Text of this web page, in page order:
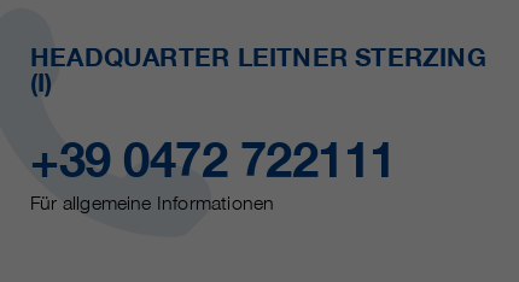
HEADQUARTER LEITNER STERZING
(I)
+39 0472 722111
Für allgemeine Informationen